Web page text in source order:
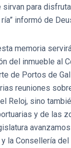
para
informó de
memoria
del inmueble al
de Portos de
reuniones
Reloj, sino
y de las
la Consellería